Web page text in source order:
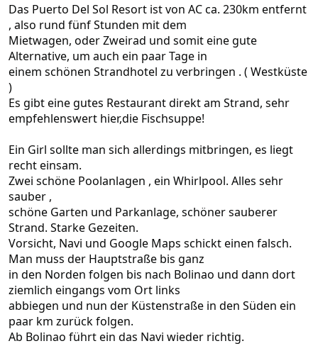
)
Das Puerto Del Sol Resort ist von AC ca. 230km entfernt
, also rund fünf Stunden mit dem
Mietwagen, oder Zweirad und somit eine gute
Alternative, um auch ein paar Tage in
einem schönen Strandhotel zu verbringen . ( Westküste
)
Es gibt eine gutes Restaurant direkt am Strand, sehr
empfehlenswert hier,die Fischsuppe!
Ein Girl sollte man sich allerdings mitbringen, es liegt
recht einsam.
Zwei schöne Poolanlagen , ein Whirlpool. Alles sehr
sauber ,
schöne Garten und Parkanlage, schöner sauberer
Strand. Starke Gezeiten.
Vorsicht, Navi und Google Maps schickt einen falsch.
Man muss der Hauptstraße bis ganz
in den Norden folgen bis nach Bolinao und dann dort
ziemlich eingangs vom Ort links
abbiegen und nun der Küstenstraße in den Süden ein
paar km zurück folgen.
Ab Bolinao führt ein das Navi wieder richtig.